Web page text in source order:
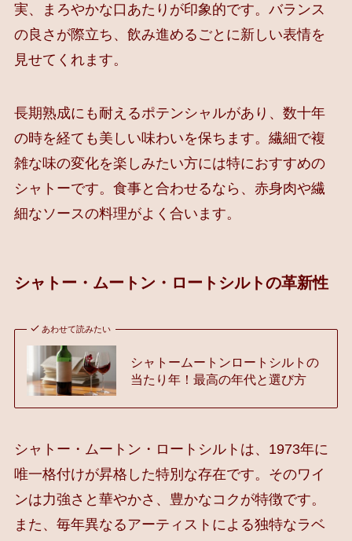
実、まろやかな口あたりが印象的です。バランス
の良さが際立ち、飲み進めるごとに新しい表情を
見せてくれます。
長期熟成にも耐えるポテンシャルがあり、数十年
の時を経ても美しい味わいを保ちます。繊細で複
雑な味の変化を楽しみたい方には特におすすめの
シャトーです。食事と合わせるなら、赤身肉や繊
細なソースの料理がよく合います。
シャトー・ムートン・ロートシルトの革新性
あわせて読みたい
シャトームートンロートシルトの
当たり年！最高の年代と選び方
シャトー・ムートン・ロートシルトは、1973年に
唯一格付けが昇格した特別な存在です。そのワイ
ンは力強さと華やかさ、豊かなコクが特徴です。
また、毎年異なるアーティストによる独特なラベ